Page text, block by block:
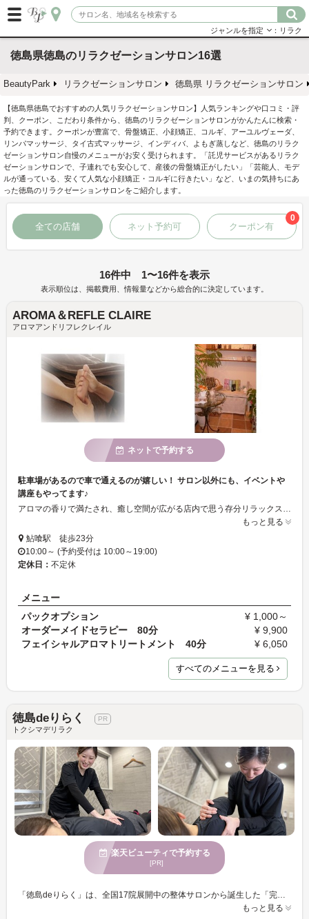
ジャンルを指定 ：リラク
徳島県徳島のリラクゼーションサロン16選
BeautyPark リラクゼーションサロン 徳島県 リラクゼーションサロン
【徳島県徳島でおすすめの人気リラクゼーションサロン】人気ランキングや口コミ・評
判、クーポン、こだわり条件から、徳島のリラクゼーションサロンがかんたんに検索・
予約できます。クーポンが豊富で、骨盤矯正、小顔矯正、コルギ、アーユルヴェーダ、
リンパマッサージ、タイ古式マッサージ、インディバ、よもぎ蒸しなど、徳島のリラク
ゼーションサロン自慢のメニューがお安く受けられます。「託児サービスがあるリラク
ゼーションサロンで、子連れでも安心して、産後の骨盤矯正がしたい」「芸能人、モデ
ルが通っている、安くて人気な小顔矯正・コルギに行きたい」など、いまの気持ちにあ
った徳島のリラクゼーションサロンをご紹介します。
全ての店舗 ネット予約可 クーポン有
0
16件中 1〜16件を表示
表示順位は、掲載費用、情報量などから総合的に決定しています。
AROMA＆REFLE CLAIRE
アロマアンドリフレクレイル
ネットで予約する
駐車場があるので車で通えるのが嬉しい！ サロン以外にも、イベントや
講座もやってます♪
アロマの香りで満たされ、癒し空間が広がる店内で思う存分リラックス！ アットホームな店内で安心して受けられます。 お茶を飲みながら体調・心の調子・お肌の状態などについて話し合いましょう。 お客様にとってベストなプランを提供します♪
もっと見る
鮎喰駅 徒歩23分
10:00～ (予約受付は 10:00～19:00)
定休日： 不定休
メニュー
パックオプション
¥ 1,000～
オーダーメイドセラピー 80分
¥ 9,900
フェイシャルアロマトリートメント 40分
¥ 6,050
すべてのメニューを見る
徳島deりらく
トクシマデリラク
楽天ビューティで予約する
[PR]
「徳島deりらく」は、全国17院展開中の整体サロンから誕生した「完全個室の深層筋もみほぐし専門店」です。高級感漂うホテルライクな空間で、日常のストレスから解放されるひと時をお楽しみいただけます。 肩こり、腰痛、デスクワークの疲れ、眼精疲労…これらの悩みを抱えている方々に、熟練セラピストが心地よさを提供します。完全個室でプライバシーを守りながらリラックスできる環境を用意。年齢問わず多くの方に愛される当サロンでは、大人の魅力を引き立てたい方にもおすすめ。 さらには子連れのお客様も歓迎し、柔軟な対応で安心してご利用いただけます。池袋駅から程近いアクセスも魅力で、訪れるたびに心と体が軽くなる特別な体験をぜひお試しください。 「徳島deりらく」では、マッサージだけでなくストレッチや骨格矯正、筋膜リリースも組み合わせた複合技術となります。 充実の施術と施術後のアフタードリンクで、頑張った自分へのご褒美としていかがでしょうか？安価で通いやすいもみほぐしではなく、熟練のこだわりのもみほぐしを是非、ご体験ください。 【徳島駅/全身もみほぐし/マッサージ/ヘッドスパ/メンズ歓迎】
もっと見る